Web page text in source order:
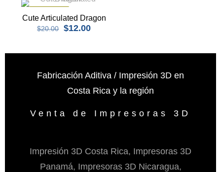
Cute Articulated Dragon
$20.00
El
era:
$12.00El
es:
Fabricación Aditiva / Impresión 3D en
Costa Rica y la región
Venta de Impresoras 3D
Impresión 3D Costa Rica, Impresoras 3D
Panamá, Impresoras 3D Nicaragua,